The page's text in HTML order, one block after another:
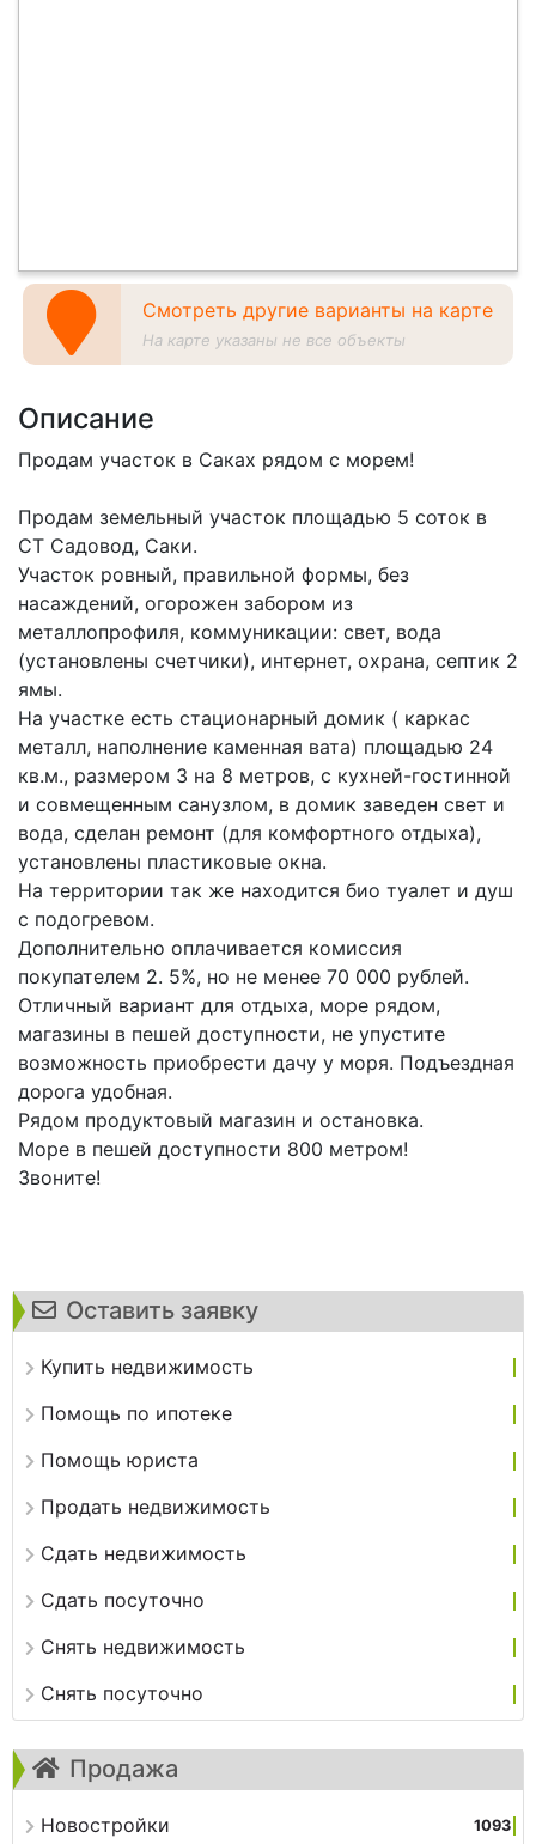
Оставить заявку
Купить недвижимость
Помощь по ипотеке
Помощь юриста
Продать недвижимость
Сдать недвижимость
Сдать посуточно
Снять недвижимость
Снять посуточно
Продажа
Новостройки 1093
Смотреть другие варианты на карте
На карте указаны не все объекты
Описание
Продам участок в Саках рядом с морем!
Продам земельный участок площадью 5 соток в
СТ Садовод, Саки.
Участок ровный, правильной формы, без
насаждений, огорожен забором из
металлопрофиля, коммуникации: свет, вода
(установлены счетчики), интернет, охрана, септик 2
ямы.
На участке есть стационарный домик ( каркас
металл, наполнение каменная вата) площадью 24
кв.м., размером 3 на 8 метров, с кухней-гостинной
и совмещенным санузлом, в домик заведен свет и
вода, сделан ремонт (для комфортного отдыха),
установлены пластиковые окна.
На территории так же находится био туалет и душ
с подогревом.
Дополнительно оплачивается комиссия
покупателем 2. 5%, но не менее 70 000 рублей.
Отличный вариант для отдыха, море рядом,
магазины в пешей доступности, не упустите
возможность приобрести дачу у моря. Подъездная
дорога удобная.
Рядом продуктовый магазин и остановка.
Море в пешей доступности 800 метром!
Звоните!